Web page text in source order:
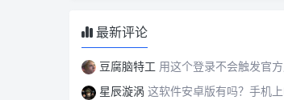
最新评论
豆腐脑特工 用这个登录不会触发官方
星辰漩涡 这软件安卓版有吗？手机上